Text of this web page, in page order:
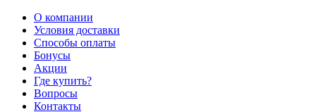
О компании
Условия доставки
Способы оплаты
Бонусы
Акции
Где купить?
Вопросы
Контакты